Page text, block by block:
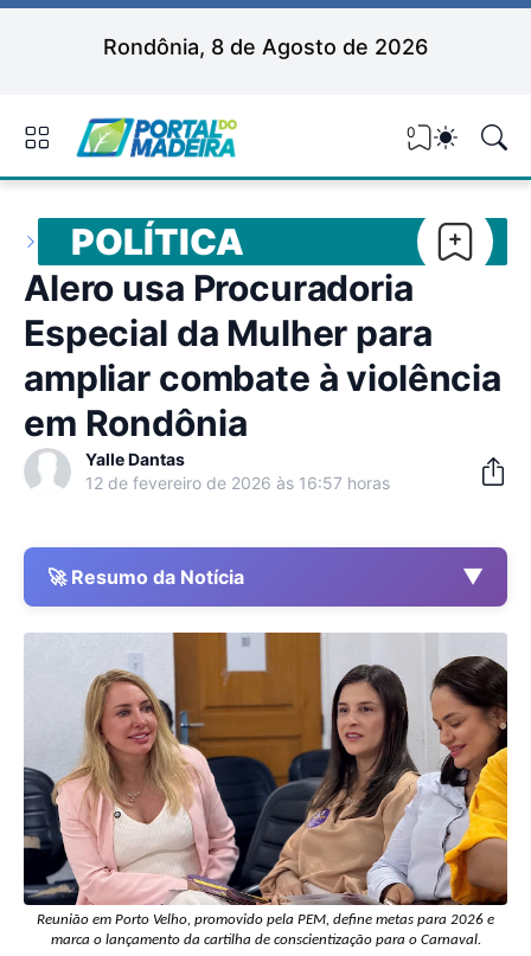
Rondônia, 8 de Agosto de 2026
0
POLÍTICA
Alero usa Procuradoria
Especial da Mulher para
ampliar combate à violência
em Rondônia
Yalle Dantas
12 de fevereiro de 2026 às 16:57 horas
🚀 Resumo da Notícia ▼
Reunião em Porto Velho, promovido pela PEM, define metas para 2026 e
marca o lançamento da cartilha de conscientização para o Carnaval.